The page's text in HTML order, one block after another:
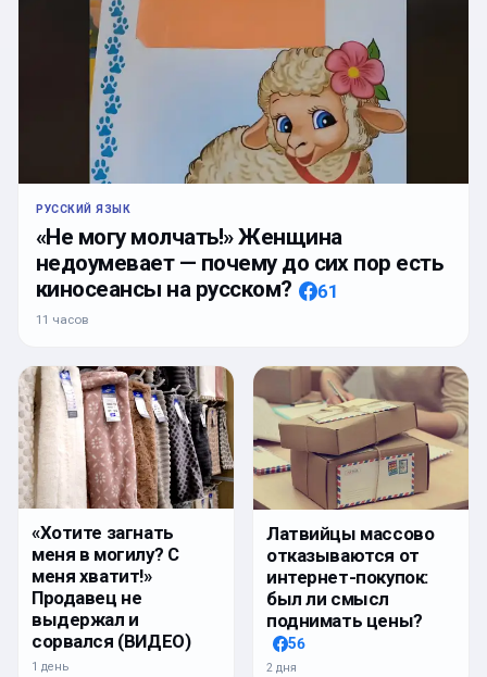
РУССКИЙ ЯЗЫК
«Не могу молчать!» Женщина
недоумевает — почему до сих пор есть
киносеансы на русском?
61
11 часов
«Хотите загнать
меня в могилу? С
меня хватит!»
Продавец не
выдержал и
сорвался (ВИДЕО)
1 день
Латвийцы массово
отказываются от
интернет-покупок:
был ли смысл
поднимать цены?
56
2 дня